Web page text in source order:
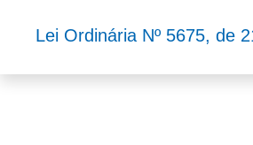
Lei Ordinária Nº 5675, de